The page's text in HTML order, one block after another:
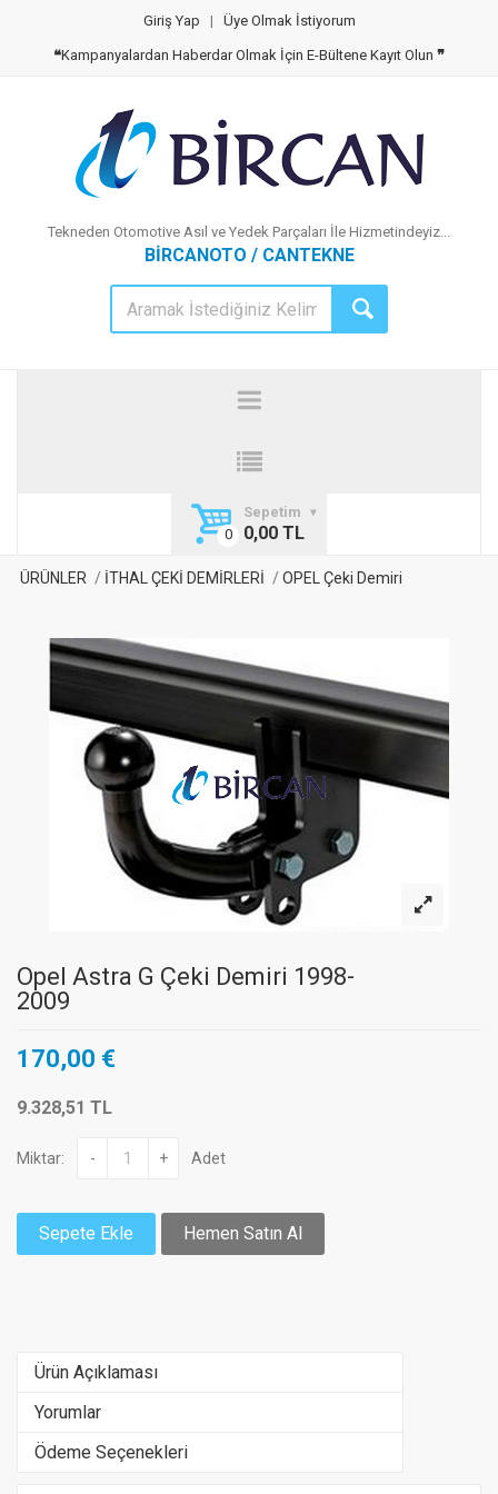
Giriş Yap | Üye Olmak İstiyorum
❝Kampanyalardan Haberdar Olmak İçin E-Bültene Kayıt Olun ❞
Tekneden Otomotive Asıl ve Yedek Parçaları İle Hizmetindeyiz...
BİRCANOTO / CANTEKNE
Sepetim
0,00 TL
ÜRÜNLER İTHAL ÇEKİ DEMİRLERİ OPEL Çeki Demiri
Opel Astra G Çeki Demiri 1998-
2009
170,00 €
9.328,51 TL
Miktar: - + Adet
Sepete Ekle Hemen Satın Al
Ürün Açıklaması
Yorumlar
Ödeme Seçenekleri